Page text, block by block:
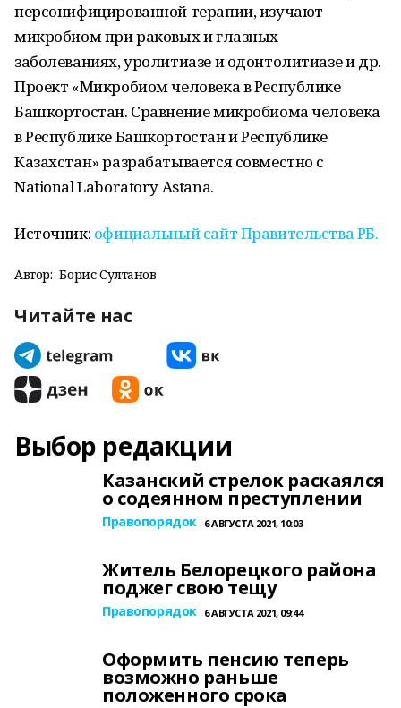
персонифицированной терапии, изучают
микробиом при раковых и глазных
заболеваниях, уролитиазе и одонтолитиазе и др.
Проект «Микробиом человека в Республике
Башкортостан. Сравнение микробиома человека
в Республике Башкортостан и Республике
Казахстан» разрабатывается совместно с
National Laboratory Astana.
Источник: официальный сайт Правительства РБ.
Автор: Борис Султанов
Читайте нас
Выбор редакции
Казанский стрелок раскаялся
о содеянном преступлении
Правопорядок 6 АВГУСТА 2021, 10:03
Житель Белорецкого района
поджег свою тещу
Правопорядок 6 АВГУСТА 2021, 09:44
Оформить пенсию теперь
возможно раньше
положенного срока